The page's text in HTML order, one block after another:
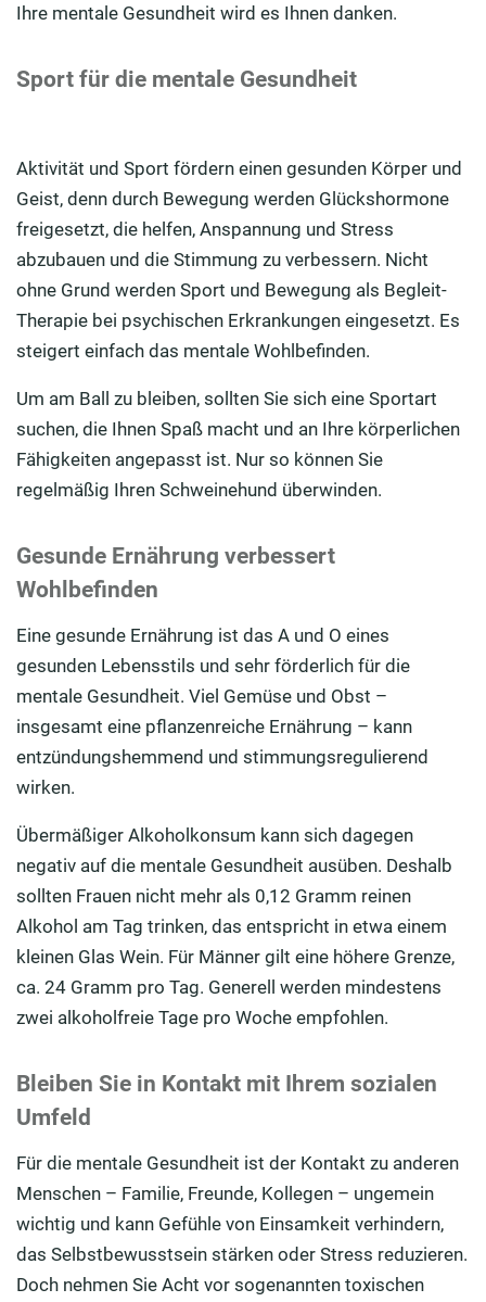
Ihre mentale Gesundheit wird es Ihnen danken.
Sport für die mentale Gesundheit
Aktivität und Sport fördern einen gesunden Körper und
Geist, denn durch Bewegung werden Glückshormone
freigesetzt, die helfen, Anspannung und Stress
abzubauen und die Stimmung zu verbessern. Nicht
ohne Grund werden Sport und Bewegung als Begleit-
Therapie bei psychischen Erkrankungen eingesetzt. Es
steigert einfach das mentale Wohlbefinden.
Um am Ball zu bleiben, sollten Sie sich eine Sportart
suchen, die Ihnen Spaß macht und an Ihre körperlichen
Fähigkeiten angepasst ist. Nur so können Sie
regelmäßig Ihren Schweinehund überwinden.
Gesunde Ernährung verbessert
Wohlbefinden
Eine gesunde Ernährung ist das A und O eines
gesunden Lebensstils und sehr förderlich für die
mentale Gesundheit. Viel Gemüse und Obst –
insgesamt eine pflanzenreiche Ernährung – kann
entzündungshemmend und stimmungsregulierend
wirken.
Übermäßiger Alkoholkonsum kann sich dagegen
negativ auf die mentale Gesundheit ausüben. Deshalb
sollten Frauen nicht mehr als 0,12 Gramm reinen
Alkohol am Tag trinken, das entspricht in etwa einem
kleinen Glas Wein. Für Männer gilt eine höhere Grenze,
ca. 24 Gramm pro Tag. Generell werden mindestens
zwei alkoholfreie Tage pro Woche empfohlen.
Bleiben Sie in Kontakt mit Ihrem sozialen
Umfeld
Für die mentale Gesundheit ist der Kontakt zu anderen
Menschen – Familie, Freunde, Kollegen – ungemein
wichtig und kann Gefühle von Einsamkeit verhindern,
das Selbstbewusstsein stärken oder Stress reduzieren.
Doch nehmen Sie Acht vor sogenannten toxischen